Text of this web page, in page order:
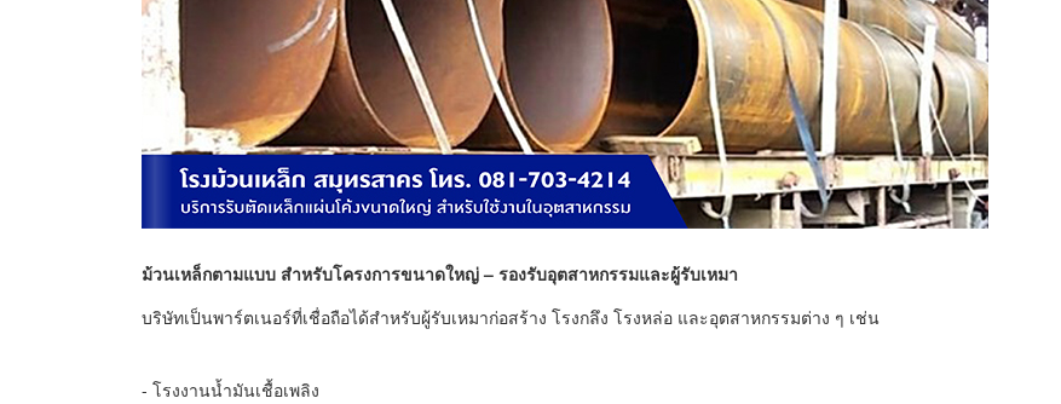
ม้วนเหล็กตามแบบ สำหรับโครงการขนาดใหญ่ – รองรับอุตสาหกรรมและผู้รับเหมา
บริษัทเป็นพาร์ตเนอร์ที่เชื่อถือได้สำหรับผู้รับเหมาก่อสร้าง โรงกลึง โรงหล่อ และอุตสาหกรรมต่าง ๆ เช่น
- โรงงานน้ำมันเชื้อเพลิง